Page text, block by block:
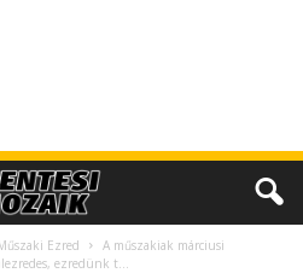
Ezred
A műszakiak márciusi
ezredünk t…